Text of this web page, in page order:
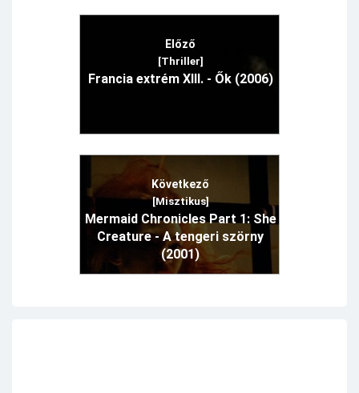
Előző
[Thriller]
Francia extrém XIII. - Ők (2006)
Következő
[Misztikus]
Mermaid Chronicles Part 1: She
Creature - A tengeri szörny
(2001)